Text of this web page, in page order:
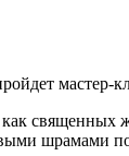
мастер-
священных
шрамами